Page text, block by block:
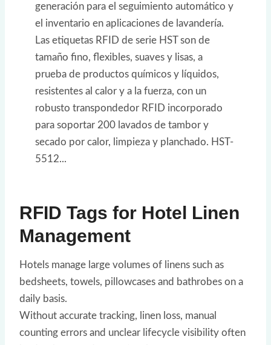
generación para el seguimiento automático y
el inventario en aplicaciones de lavandería.
Las etiquetas RFID de serie HST son de
tamaño fino, flexibles, suaves y lisas, a
prueba de productos químicos y líquidos,
resistentes al calor y a la fuerza, con un
robusto transpondedor RFID incorporado
para soportar 200 lavados de tambor y
secado por calor, limpieza y planchado. HST-
5512...
RFID Tags for Hotel Linen
Management
Hotels manage large volumes of linens such as
bedsheets, towels, pillowcases and bathrobes on a
daily basis.
Without accurate tracking, linen loss, manual
counting errors and unclear lifecycle visibility often